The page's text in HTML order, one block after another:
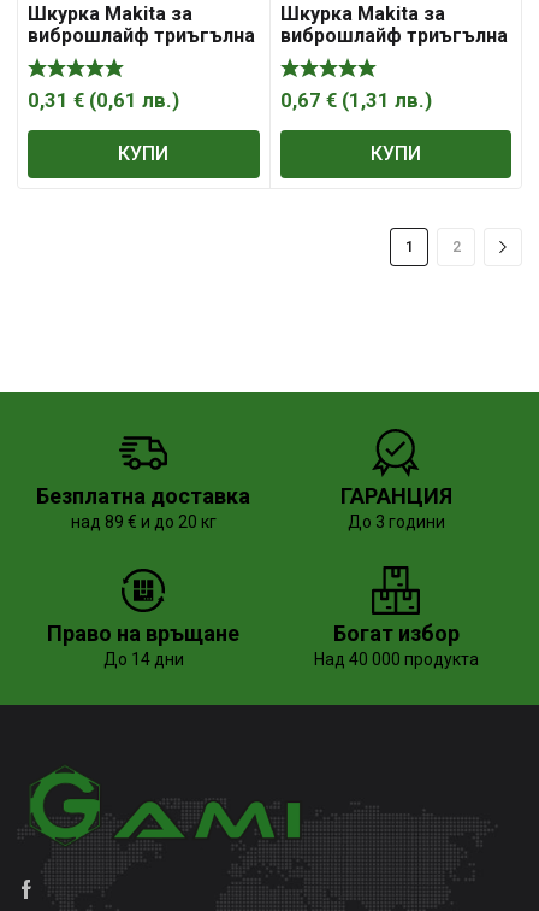
Шкурка Makita за
виброшлайф триъгълна
с 6 отвора 95x95x95 мм,
P150
0,31 € (0,61 лв.)
КУПИ
Шкурка Makita за
виброшлайф триъгълна
с 6 отвора 95x95x95 мм,
P240
0,67 € (1,31 лв.)
КУПИ
1 2
Безплатна доставка
над 89 € и до 20 кг
ГАРАНЦИЯ
До 3 години
Право на връщане
До 14 дни
Богат избор
Над 40 000 продукта